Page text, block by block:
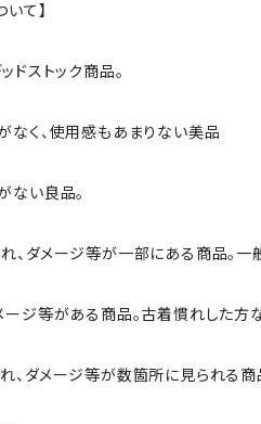
いて】
ドストック商品。
なく、使用感もあまりない美品
ない良品。
、ダメージ等が一部にある商品。
ージ等がある商品。古着慣れした方
、ダメージ等が数箇所に見られる